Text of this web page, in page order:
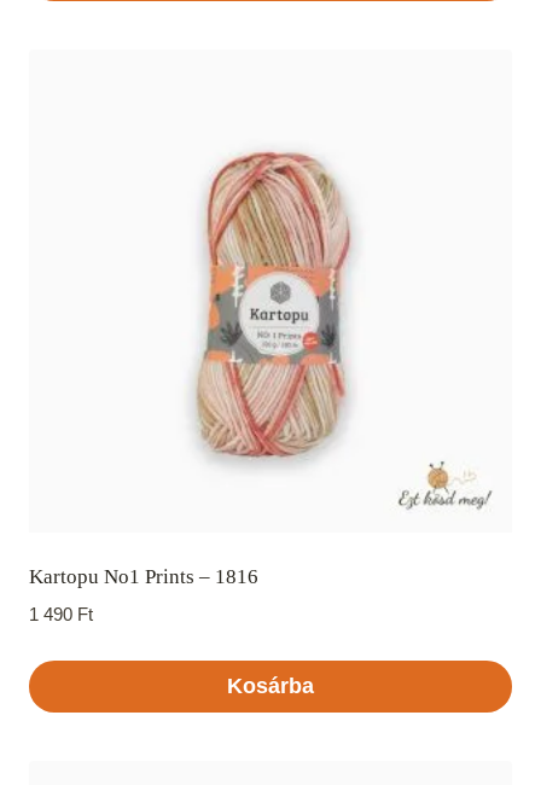
Kartopu No1 Prints – 1816
1 490 Ft
Kosárba